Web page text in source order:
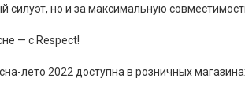
силуэт, но и за максимальную
— с Respect!
лето 2022 доступна в розничных